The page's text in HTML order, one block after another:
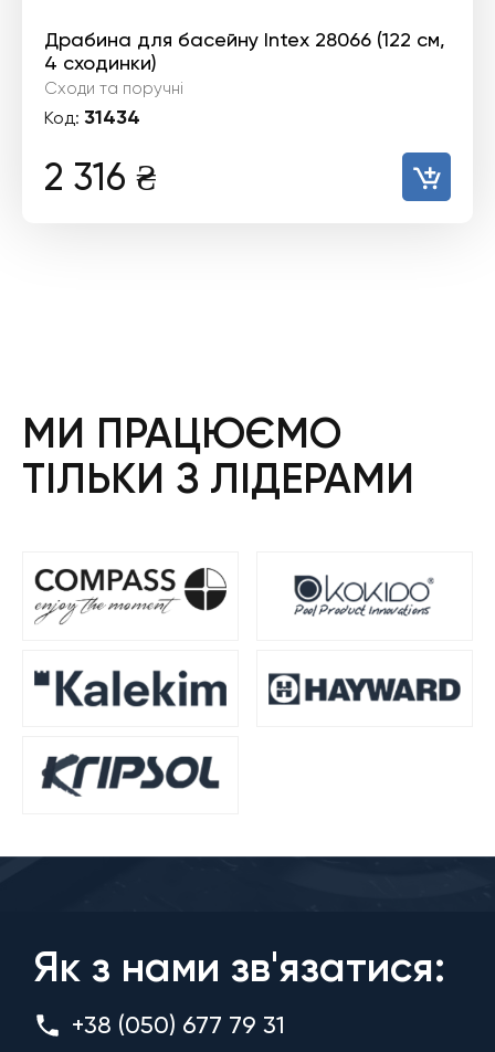
Драбина для басейну Intex 28066 (122 см,
4 сходинки)
Сходи та поручні
Код: 31434
2 316 ₴
МИ ПРАЦЮЄМО
ТІЛЬКИ З ЛІДЕРАМИ
Як з нами зв'язатися:
+38 (050) 677 79 31